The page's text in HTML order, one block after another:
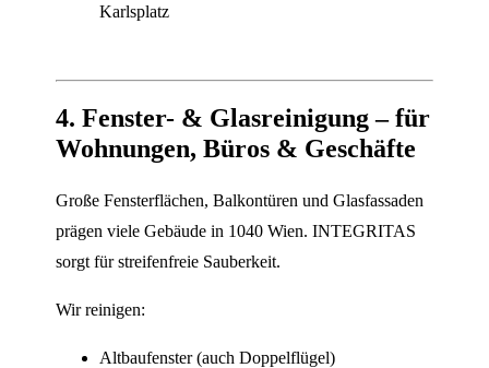
Karlsplatz
4. Fenster- & Glasreinigung – für
Wohnungen, Büros & Geschäfte
Große Fensterflächen, Balkontüren und Glasfassaden
prägen viele Gebäude in 1040 Wien. INTEGRITAS
sorgt für streifenfreie Sauberkeit.
Wir reinigen:
Altbaufenster (auch Doppelflügel)